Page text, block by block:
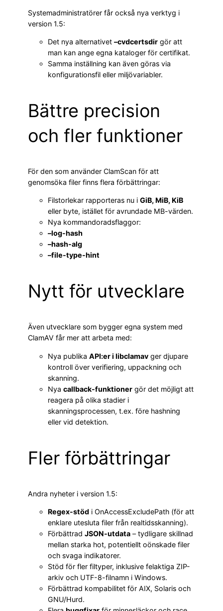
Systemadministratörer får också nya verktyg i
version 1.5:
Det nya alternativet –cvdcertsdir gör att
man kan ange egna kataloger för certifikat.
Samma inställning kan även göras via
konfigurationsfil eller miljövariabler.
Bättre precision
och fler funktioner
För den som använder ClamScan för att
genomsöka filer finns flera förbättringar:
Filstorlekar rapporteras nu i GiB, MiB, KiB
eller byte, istället för avrundade MB-värden.
Nya kommandoradsflaggor:
–log-hash
–hash-alg
–file-type-hint
Nytt för utvecklare
Även utvecklare som bygger egna system med
ClamAV får mer att arbeta med:
Nya publika API:er i libclamav ger djupare
kontroll över verifiering, uppackning och
skanning.
Nya callback-funktioner gör det möjligt att
reagera på olika stadier i
skanningsprocessen, t.ex. före hashning
eller vid detektion.
Fler förbättringar
Andra nyheter i version 1.5:
Regex-stöd i OnAccessExcludePath (för att
enklare utesluta filer från realtidsskanning).
Förbättrad JSON-utdata – tydligare skillnad
mellan starka hot, potentiellt oönskade filer
och svaga indikatorer.
Stöd för fler filtyper, inklusive felaktiga ZIP-
arkiv och UTF-8-filnamn i Windows.
Förbättrad kompabilitet för AIX, Solaris och
GNU/Hurd.